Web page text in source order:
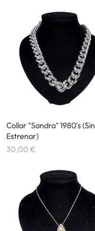
Vista rápida
Collar "Sandra" 1980's (Sin
Estrenar)
Precio
30,00 €